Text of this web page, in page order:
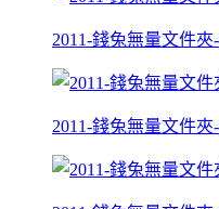
2011-錢兔無量文件夾-
2011-錢兔無量文件夾-